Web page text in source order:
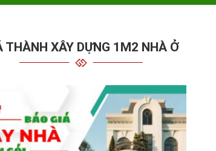
THÀNH XÂY DỰNG 1M2 NHÀ Ở